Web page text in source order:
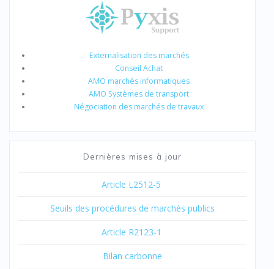
Externalisation des marchés
Conseil Achat
AMO marchés informatiques
AMO Systèmes de transport
Négociation des marchés de travaux
Dernières mises à jour
Article L2512-5
Seuils des procédures de marchés publics
Article R2123-1
Bilan carbonne